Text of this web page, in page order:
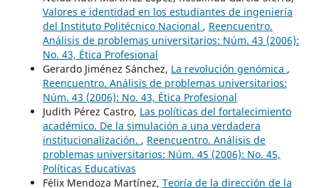
Valores e identidad en los estudiantes de ingeniería
del Instituto Politécnico Nacional , Reencuentro.
Análisis de problemas universitarios: Núm. 43 (2006):
No. 43, Ética Profesional
Gerardo Jiménez Sánchez, La revolución genómica ,
Reencuentro. Análisis de problemas universitarios:
Núm. 43 (2006): No. 43, Ética Profesional
Judith Pérez Castro, Las políticas del fortalecimiento
académico. De la simulación a una verdadera
institucionalización. , Reencuentro. Análisis de
problemas universitarios: Núm. 45 (2006): No. 45,
Políticas Educativas
Félix Mendoza Martínez, Teoría de la dirección de la